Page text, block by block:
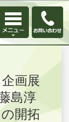
画展
島淳
開拓